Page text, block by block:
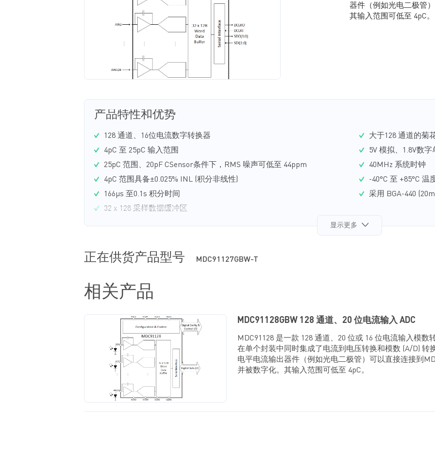
器件（例如光电二极管
其输入范围可低至 4pC。
产品特性和优势
128 通道、16位电流数字转换器
4pC 至 25pC 输入范围
25pC 范围、20pF CSensor条件下，RMS 噪声可低至 44ppm
4pC 范围具备±0.025% INL (积分非线性)
166μs 至0.1s 积分时间
32 x 128 采样数据缓冲区
大于128 通道的菊
5V 模拟、1.8V数
40MHz 系统时钟
-40°C 至 +85°C 温
采用 BGA-440
显示更多
正在供货产品型号 MDC91127GBW-T
相关产品
MDC91128GBW 128 通道、20 位电流输入 ADC
MDC91128 是一款 128 通道、20 位或 16 位电流输入模数
在单个封装中同时集成了电流到电压转换和模数 (A/D) 转
电平电流输出器件（例如光电二极管）可以直接连接到
并被数字化。其输入范围可低至 4pC。